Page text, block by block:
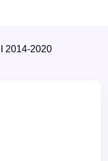
III 2014-2020